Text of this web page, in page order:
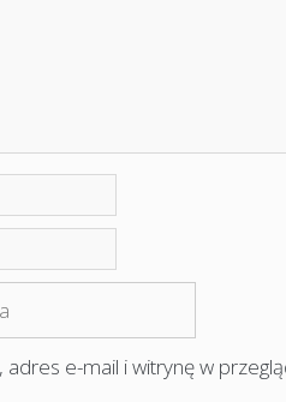
e-mail i witrynę w